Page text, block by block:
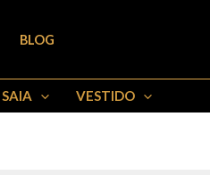
BLOG
SAIA VESTIDO